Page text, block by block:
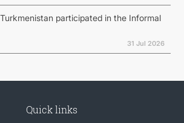
participated in the Informal
31 Jul 2026
Quick links